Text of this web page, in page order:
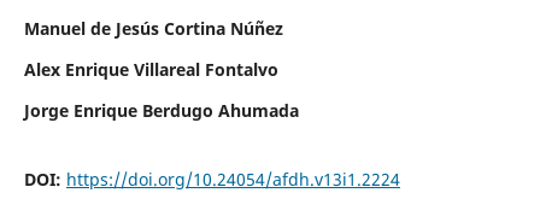
Manuel de Jesús Cortina Núñez
Alex Enrique Villareal Fontalvo
Jorge Enrique Berdugo Ahumada
DOI: https://doi.org/10.24054/afdh.v13i1.2224